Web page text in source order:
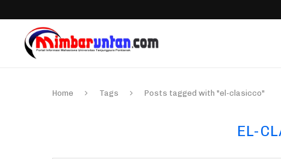
Home Tags Posts tagged with "el-clasicco"
EL-